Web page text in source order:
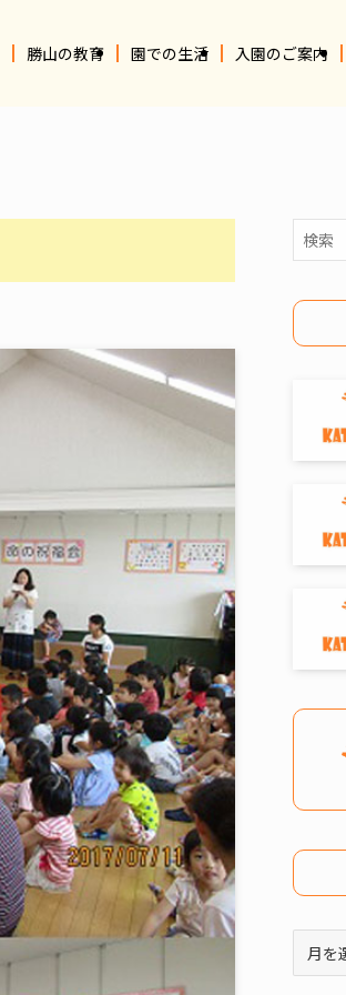
勝山の教育 園での生活 入園のご案内